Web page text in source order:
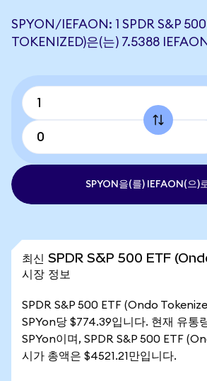
SPYON/IEFAON: 1 SPDR S&P
TOKENIZED)은(는) 7.5388
SPYON을(를) IEFAON(으)
최신 SPDR S&P 500 ETF
시장 정보
SPDR S&P 500 ETF (Ondo
SPYon당 $774.39입니다. 현재 유통
SPYon이며, SPDR S&P 500 ETF
시가 총액은 $4521.21만입니다.